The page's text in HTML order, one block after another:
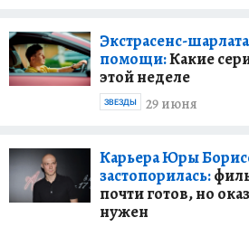
Экстрасенс-
помощи:Какие
этой неделе
29 июня
ЗВЕЗДЫ
Карьера Юры
застопорилась:
почти готов, но
нужен